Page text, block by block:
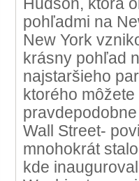
Hudson, ktorá
pohľadmi na
New York
krásny pohľad
najstaršieho
ktorého
Wall Street-
mnohokrát
kde